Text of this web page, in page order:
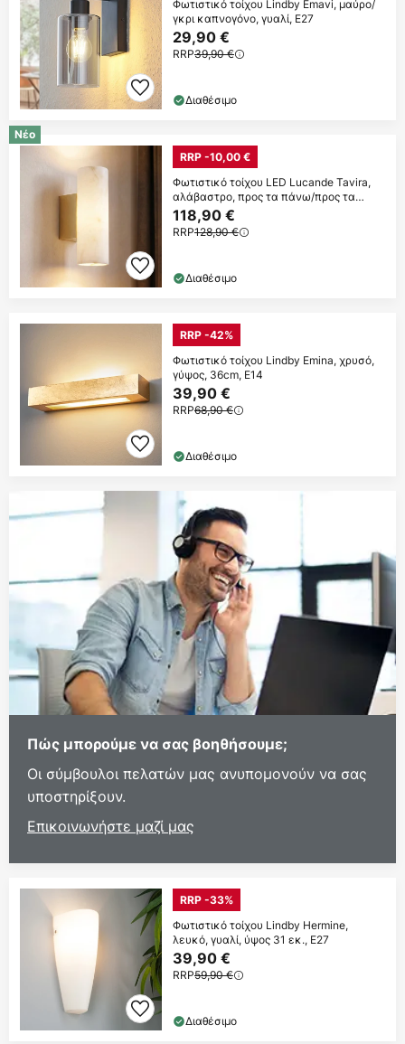
Φωτιστικό τοίχου Lindby Emavi, μαύρο/
γκρι καπνογόνο, γυαλί, E27
29,90 €
RRP39,90 €
Διαθέσιμο
Νέο
RRP -10,00 €
Φωτιστικό τοίχου LED Lucande Tavira,
αλάβαστρο, προς τα πάνω/προς τα
κάτω
118,90 €
RRP128,90 €
Διαθέσιμο
RRP -42%
Φωτιστικό τοίχου Lindby Emina, χρυσό,
γύψος, 36cm, E14
39,90 €
RRP68,90 €
Διαθέσιμο
Πώς μπορούμε να σας βοηθήσουμε;
Οι σύμβουλοι πελατών μας ανυπομονούν να σας
υποστηρίξουν.
Επικοινωνήστε μαζί μας
RRP -33%
Φωτιστικό τοίχου Lindby Hermine,
λευκό, γυαλί, ύψος 31 εκ., E27
39,90 €
RRP59,90 €
Διαθέσιμο